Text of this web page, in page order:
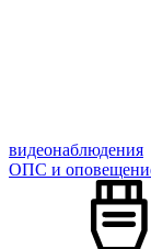
видеонаблюдения
ОПС и